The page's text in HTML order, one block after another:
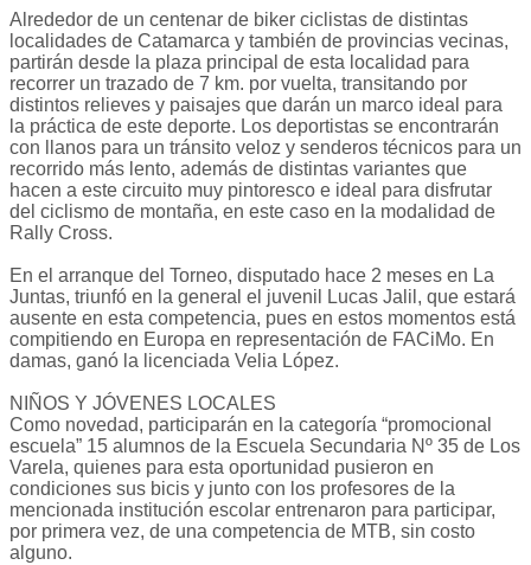
Alrededor de un centenar de biker ciclistas de distintas
localidades de Catamarca y también de provincias vecinas,
partirán desde la plaza principal de esta localidad para
recorrer un trazado de 7 km. por vuelta, transitando por
distintos relieves y paisajes que darán un marco ideal para
la práctica de este deporte. Los deportistas se encontrarán
con llanos para un tránsito veloz y senderos técnicos para un
recorrido más lento, además de distintas variantes que
hacen a este circuito muy pintoresco e ideal para disfrutar
del ciclismo de montaña, en este caso en la modalidad de
Rally Cross.
En el arranque del Torneo, disputado hace 2 meses en La
Juntas, triunfó en la general el juvenil Lucas Jalil, que estará
ausente en esta competencia, pues en estos momentos está
compitiendo en Europa en representación de FACiMo. En
damas, ganó la licenciada Velia López.
NIÑOS Y JÓVENES LOCALES
Como novedad, participarán en la categoría “promocional
escuela” 15 alumnos de la Escuela Secundaria Nº 35 de Los
Varela, quienes para esta oportunidad pusieron en
condiciones sus bicis y junto con los profesores de la
mencionada institución escolar entrenaron para participar,
por primera vez, de una competencia de MTB, sin costo
alguno.